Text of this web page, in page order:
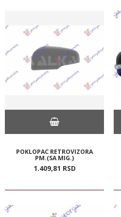
POKLOPAC RETROVIZORA
PM.(SA MIG.)
1.409,81 RSD